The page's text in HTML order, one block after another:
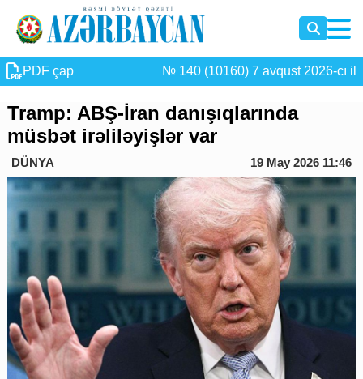
PDF çap № 140 (10160) 7 avqust 2026-cı il
Tramp: ABŞ-İran danışıqlarında
müsbət irəliləyişlər var
DÜNYA 19 May 2026 11:46